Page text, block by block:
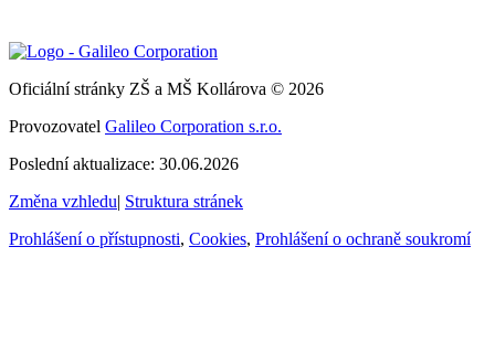
Oficiální stránky ZŠ a MŠ Kollárova © 2026
Provozovatel Galileo Corporation s.r.o.
Poslední aktualizace: 30.06.2026
Změna vzhledu| Struktura stránek
Prohlášení o přístupnosti, Cookies, Prohlášení o ochraně soukromí